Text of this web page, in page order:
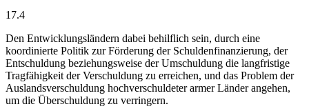
17.4
Den Entwicklungsländern dabei behilflich sein, durch eine
koordinierte Politik zur Förderung der Schuldenfinanzierung, der
Entschuldung beziehungsweise der Umschuldung die langfristige
Tragfähigkeit der Verschuldung zu erreichen, und das Problem der
Auslandsverschuldung hochverschuldeter armer Länder angehen,
um die Überschuldung zu verringern.